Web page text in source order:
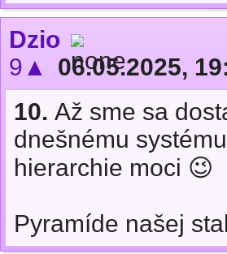
Dzio
9▲
06.05.2025,
10. Až sme sa
dnešnému systému
hierarchie moci 😉
Pyramíde našej